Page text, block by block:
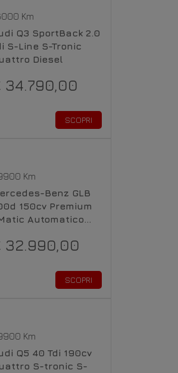
Km
Q3 SportBack 2.0
S-Line S-Tronic
Diesel
34.790,00
SCOPRI
Km
Benz GLB
150cv Premium
Automatico
32.990,00
SCOPRI
Km
Q5 40 Tdi 190cv
S-tronic S-